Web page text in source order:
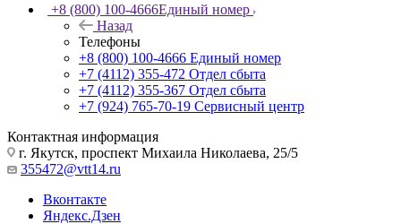
+8 (800) 100-4666Единый номер
Назад
Телефоны
+8 (800) 100-4666 Единый номер
+7 (4112) 355-472 Отдел сбыта
+7 (4112) 355-367 Отдел сбыта
+7 (924) 765-70-19 Сервисный центр
Контактная информация
г. Якутск, проспект Михаила Николаева, 25/5
355472@vtt14.ru
Вконтакте
Яндекс.Дзен